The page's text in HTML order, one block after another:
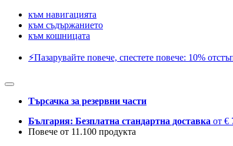
към навигацията
към съдържанието
към кошницата
⚡️Пазарувайте повече, спестете повече: 10%
Търсачка за резервни части
България: Безплатна стандартна доставка от €
Повече от 11.100 продукта